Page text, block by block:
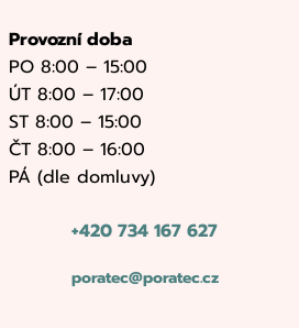
Provozní doba
PO 8:00 – 15:00
ÚT 8:00 – 17:00
ST 8:00 – 15:00
ČT 8:00 – 16:00
PÁ (dle domluvy)
+420 734 167 627
poratec@poratec.cz